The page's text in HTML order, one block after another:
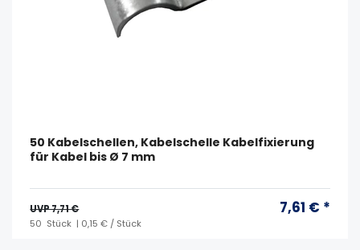
50 Kabelschellen, Kabelschelle Kabelfixierung
für Kabel bis Ø 7 mm
UVP 7,71 € 7,61 € *
50 Stück | 0,15 € / Stück